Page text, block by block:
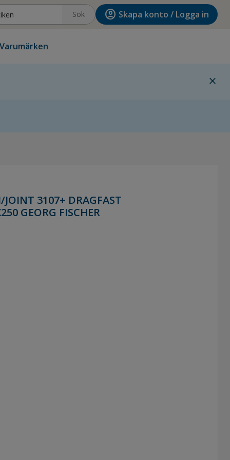
Sök account_circle Skapa konto / Logga in
Varumärken
close
3107+ DRAGFAST
GEORG FISCHER